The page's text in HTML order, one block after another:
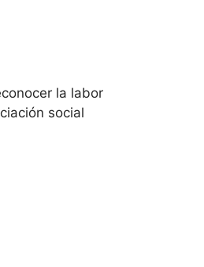
la labor
social